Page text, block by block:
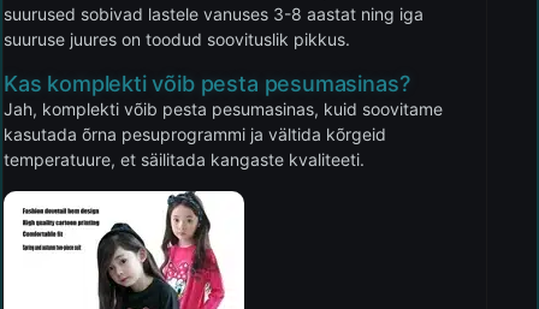
suurused sobivad lastele vanuses 3-8 aastat ning iga
suuruse juures on toodud soovituslik pikkus.
Kas komplekti võib pesta pesumasinas?
Jah, komplekti võib pesta pesumasinas, kuid soovitame
kasutada õrna pesuprogrammi ja vältida kõrgeid
temperatuure, et säilitada kangaste kvaliteeti.